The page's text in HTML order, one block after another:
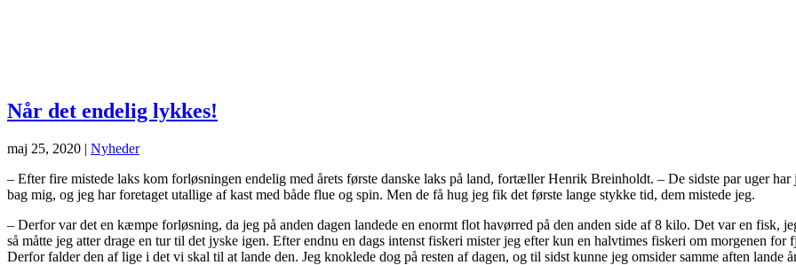
Når det endelig lykkes!
maj 25, 2020 | Nyheder
– Efter fire mistede laks kom forløsningen endelig med årets første danske laks på land, fortæller Henrik Breinholdt. – De sidste par uger
bag mig, og jeg har foretaget utallige af kast med både flue og spin. Men de få hug jeg fik det første lange stykke tid, dem mistede jeg.
– Derfor var det en kæmpe forløsning, da jeg på anden dagen landede en enormt flot havørred på den anden side af 8 kilo. Det var en fisk,
så måtte jeg atter drage en tur til det jyske igen. Efter endnu en dags intenst fiskeri mister jeg efter kun en halvtimes fiskeri om morgenen
Derfor falder den af lige i det vi skal til at lande den. Jeg knoklede dog på resten af dagen, og til sidst kunne jeg omsider samme aften lande